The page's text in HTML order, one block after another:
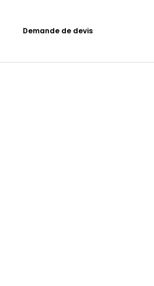
Demande de devis